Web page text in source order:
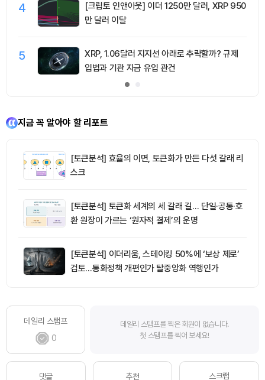
4
[크립토 인앤아웃] 이더 1250만 달러, XRP 950
만 달러 이탈
5
XRP, 1.06달러 지지선 아래로 추락할까? 규제
입법과 기관 자금 유입 관건
지금 꼭 알아야 할 리포트
[토큰분석] 효율의 이면, 토큰화가 만든 다섯 갈래 리
스크
[토큰분석] 토큰화 세계의 세 갈래 길… 단일·공통·호
환 원장이 가르는 ‘원자적 결제’의 운명
[토큰분석] 이더리움, 스테이킹 50%에 ‘보상 제로’
검토…통화정책 개편인가 탈중앙화 역행인가
데일리 스탬프
0
데일리 스탬프를 찍은 회원이 없습니다.
첫 스탬프를 찍어 보세요!
댓글
추천
스크랩